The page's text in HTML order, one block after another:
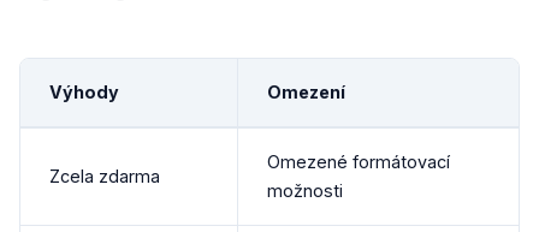
Výhody Omezení
Zcela zdarma
Omezené formátovací
možnosti